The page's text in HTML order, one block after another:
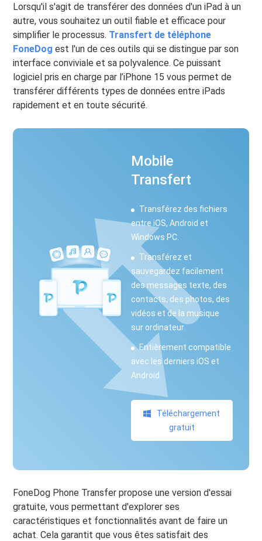
Lorsqu'il s'agit de transférer des données d'un iPad à un
autre, vous souhaitez un outil fiable et efficace pour
simplifier le processus. Transfert de téléphone
FoneDog est l'un de ces outils qui se distingue par son
interface conviviale et sa polyvalence. Ce puissant
logiciel pris en charge par l’iPhone 15 vous permet de
transférer différents types de données entre iPads
rapidement et en toute sécurité.
Mobile
Transfert
Transférez des fichiers
entre iOS, Android et
Windows PC.
Transférez et
sauvegardez facilement
des messages texte, des
contacts, des photos, des
vidéos et de la musique
sur ordinateur.
Entièrement compatible
avec les derniers iOS et
Android.
Téléchargement
gratuit
FoneDog Phone Transfer propose une version d'essai
gratuite, vous permettant d'explorer ses
caractéristiques et fonctionnalités avant de faire un
achat. Cela garantit que vous êtes satisfait des